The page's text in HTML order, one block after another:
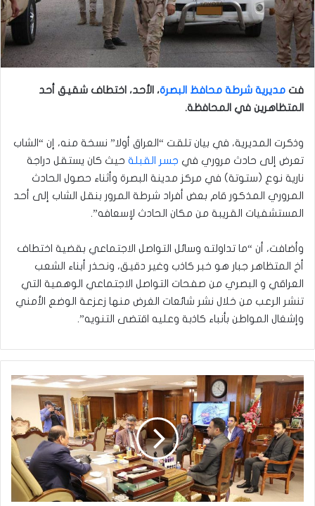
فت مديرية شرطة محافظ البصرة، الأحد، اختطاف شقيق أحد
المتظاهرين في المحافظة.
وذكرت المديرية، في بيان تلقت “العراق أولا” نسخة منه، إن “الشاب
تعرض إلى حادث مروري في جسر القبلة حيث كان يستقل دراجة
نارية نوع (ستوتة) في مركز مدينة البصرة وأثناء حصول الحادث
المروري المذكور قام بعض أفراد شرطة المرور بنقل الشاب إلى أحد
المستشفيات القريبة من مكان الحادث لإسعافه”.
وأضافت، أن “ما تداولته وسائل التواصل الاجتماعي بقضية اختطاف
أخ المتظاهر جبار هو خبر كاذب وغير دقيق، ونحذر أبناء الشعب
العراقي و البصري من صفحات التواصل الاجتماعي الوهمية التي
تنشر الرعب من خلال نشر شائعات الغرض منها زعزعة الوضع الأمني
وإشغال المواطن بأنباء كاذبة وعليه اقتضى التنويه”.
’
لدعم
ميناء
الفاو
الكبير’..وزير
النقل
يستقبل
وفد
من